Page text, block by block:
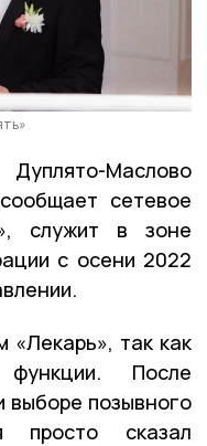
Маслово
сетевое
служит в зоне
с осени 2022
«Лекарь», так как
функции. После
выборе позывного
просто сказал